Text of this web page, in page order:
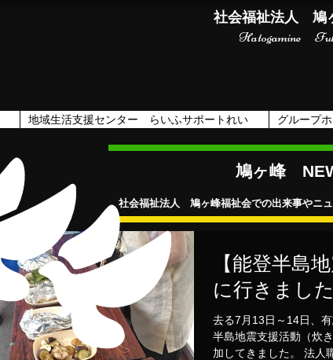
社会福祉法人 鳩
Hatogamine
地域生活支援センター らいふサポートれい グループ
【能登半島
に行きました
去る7月13日～14日、
半島地震支援活動（炊
加してきました。 法人
鳩ヶ峰
社会福祉法人 鳩ヶ峰福祉会での出来事やニ